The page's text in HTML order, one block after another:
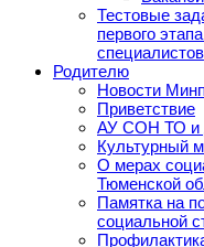
Тестовые
первого
специалистов
Родителю
Новости
Приветствие
АУ СОН ТО и
Культурный
О мерах
Тюменской
Памятка на
социальной